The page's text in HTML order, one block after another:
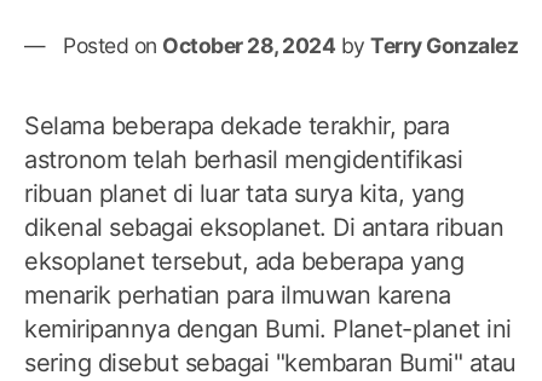
Posted on October 28, 2024 by Terry Gonzalez
Selama beberapa dekade terakhir, para
astronom telah berhasil mengidentifikasi
ribuan planet di luar tata surya kita, yang
dikenal sebagai eksoplanet. Di antara ribuan
eksoplanet tersebut, ada beberapa yang
menarik perhatian para ilmuwan karena
kemiripannya dengan Bumi. Planet-planet ini
sering disebut sebagai "kembaran Bumi" atau